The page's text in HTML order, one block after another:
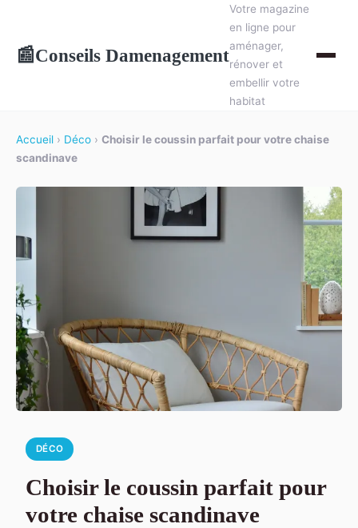
📰Conseils Damenagement
Votre magazine
en ligne pour
aménager,
rénover et
embellir votre
habitat
Accueil › Déco › Choisir le coussin parfait pour votre chaise
scandinave
DÉCO
Choisir le coussin parfait pour
votre chaise scandinave